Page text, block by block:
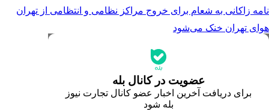
نامه زاکانی به شعام برای خروج مراکز نظامی و انتظامی از تهران
هوای تهران خنک می‌شود
عضویت در کانال بله
برای دریافت آخرین اخبار عضو کانال تجارت نیوز
بله شود
جدیدترین قیمت‌ها
قیمت درهم امارات